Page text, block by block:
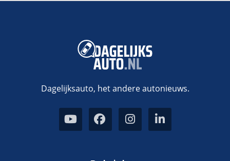
Dagelijksauto, het andere autonieuws.